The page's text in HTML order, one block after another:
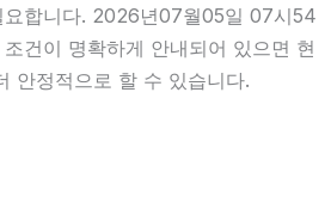
요합니다. 2026년07월05일 07시54
건이 명확하게 안내되어 있으면 현
안정적으로 할 수 있습니다.